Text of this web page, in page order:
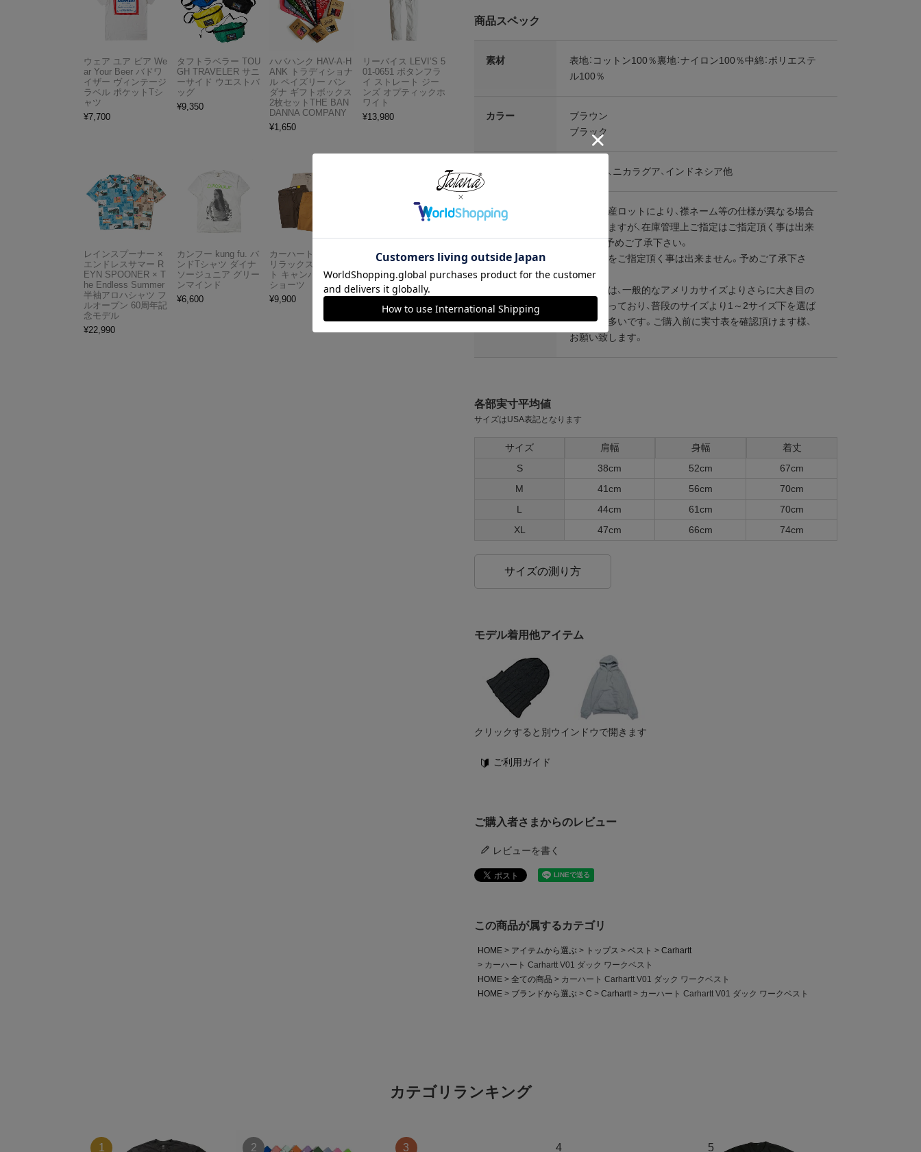
商品スペック
素材
表地：コットン100％裏地：ナイロン100％中綿：ポリエステ
ル100％
カラー
ブラウン
ブラック
メキシコ、ニカラグア、インドネシア他
その他仕様
※工場生産ロットにより、襟ネーム等の仕様が異なる場合
がございますが、在庫管理上ご指定はご指定頂く事は出来
ません。予めご了承下さい。
※生産国をご指定頂く事は出来ません。予めご了承下さ
い。
※当商品は、一般的なアメリカサイズよりさらに大き目の
作りとなっており、普段のサイズより1～2サイズ下を選ば
れる方が多いです。ご購入前に実寸表を確認頂けます様、
お願い致します。
各部実寸平均値
サイズはUSA表記となります
サイズ 肩幅 身幅
着丈
S
38cm 52cm
67cm
M
41cm 56cm
70cm
L
44cm 61cm
70cm
XL
47cm 66cm 74cm
サイズの測り方
モデル着用他アイテム
クリックすると別ウインドウで開きます
ご利用ガイド
ご購入者さまからのレビュー
レビューを書く
この商品が属するカテゴリ
HOME アイテムから選ぶ トップス ベスト
Carhartt
カーハート Carhartt V01 ダック ワークベスト
HOME
全ての商品
カーハート Carhartt V01 ダック ワークベスト
HOME
ブランドから選ぶ C Carhartt カーハート Carhartt V01 ダック ワークベスト
ウェア ユア ビア We
ar Your Beer バドワ
イザー ヴィンテージ
ラベル ポケットTシ
ャツ
¥7,700
タフトラベラー TOU
GH TRAVELER サニ
ーサイド ウエストバ
ッグ
¥9,350
ハバハンク HAV-A-H
ANK トラディショナ
ル ペイズリー バン
ダナ ギフトボックス
2枚セットTHE BAN
DANNA COMPANY
¥1,650
リーバイス LEVI’S 5
01-0651 ボタンフラ
イ ストレート ジー
ンズ オプティックホ
ワイト
¥13,980
レインスプーナー ×
エンドレスサマー R
EYN SPOONER × T
he Endless Summer
半袖アロハシャツ フ
ルオープン 60周年記
念モデル
¥22,990
カンフー kung fu. バ
ンドTシャツ ダイナ
ソージュニア グリー
ンマインド
¥6,600
カーハート Carhartt
リラックスドフィッ
ト キャンバスワーク
ショーツ
¥9,900
アメリカンクラシッ
クス AMERICAN CL
ASSICS ムービーT
シャツ フォレストガ
ンプ ロゴ＆ベンチ
5,747
カテゴリランキング